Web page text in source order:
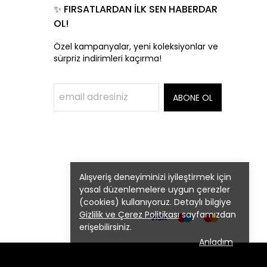
Alışveriş deneyiminizi iyileştirmek için
yasal düzenlemelere uygun çerezler
(cookies) kullanıyoruz. Detaylı bilgiye
Gizlilik ve Çerez Politikasısayfamızdan
erişebilirsiniz.
Anladım
✨ FIRSATLARDAN İLK SEN HABERDAR
OL!
Özel kampanyalar, yeni koleksiyonlar ve
sürpriz indirimleri kaçırma!
ABONE OL